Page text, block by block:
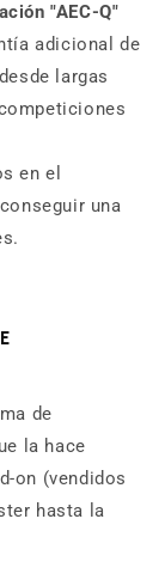
"AEC-Q"
adicional de
largas
en el
una
de
la hace
on (vendidos
hasta la